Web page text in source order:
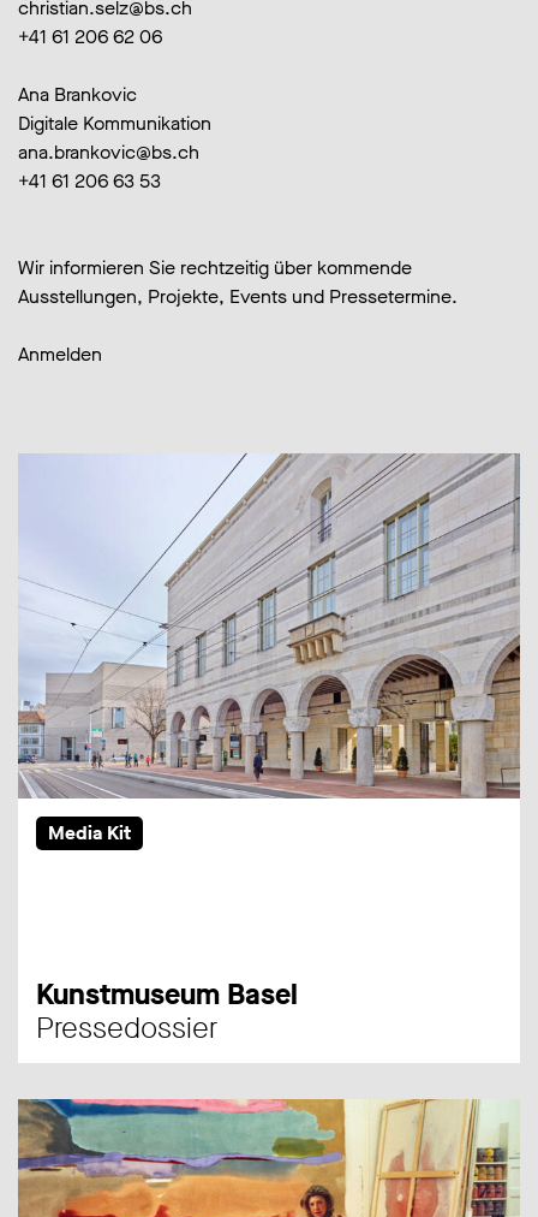
christian.selz@bs.ch
+41 61 206 62 06
Ana Brankovic
Digitale Kommunikation
ana.brankovic@bs.ch
+41 61 206 63 53
Wir informieren Sie rechtzeitig über kommende
Ausstellungen, Projekte, Events und Pressetermine.
Anmelden
Media Kit
Kunstmuseum Basel
Pressedossier